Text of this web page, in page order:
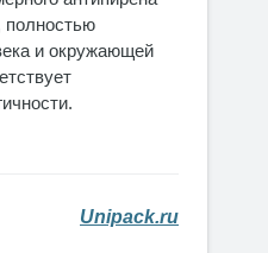
полностью
и окружающей
Unipack.ru